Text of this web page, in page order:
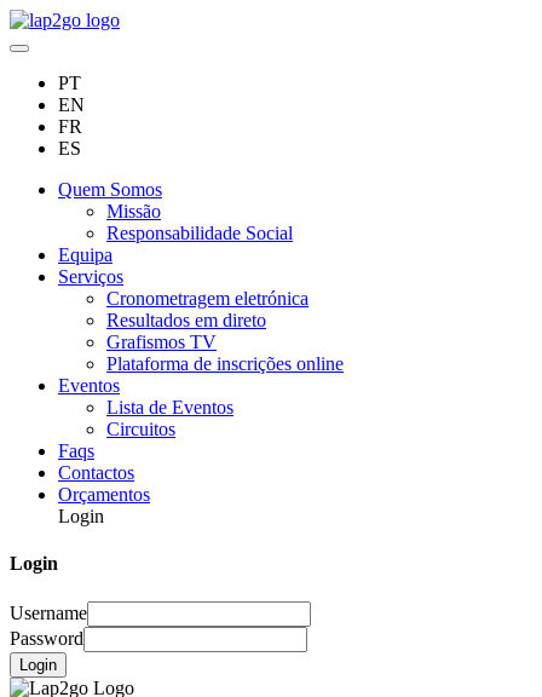
PT
EN
FR
ES
Quem Somos
Missão
Responsabilidade Social
Equipa
Serviços
Cronometragem eletrónica
Resultados em direto
Grafismos TV
Plataforma de inscrições online
Eventos
Lista de Eventos
Circuitos
Faqs
Contactos
Orçamentos
Login
Login
Username
Password
Login